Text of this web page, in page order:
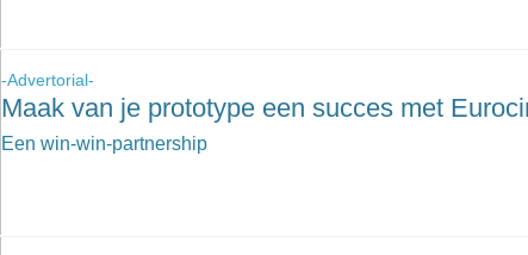
-Advertorial-
Maak van je prototype een succes met
Een win-win-partnership